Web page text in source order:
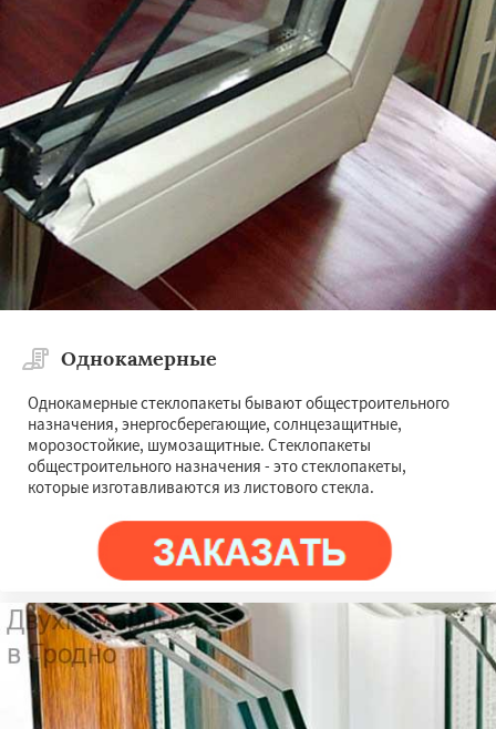
Однокамерные
Однокамерные стеклопакеты бывают общестроительного
назначения, энергосберегающие, солнцезащитные,
морозостойкие, шумозащитные. Стеклопакеты
общестроительного назначения - это стеклопакеты,
которые изготавливаются из листового стекла.